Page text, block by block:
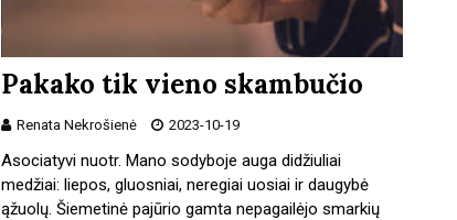
Pakako tik vieno skambučio
Renata Nekrošienė 2023-10-19
Asociatyvi nuotr. Mano sodyboje auga didžiuliai
medžiai: liepos, gluosniai, neregiai uosiai ir daugybė
ąžuolų. Šiemetinė pajūrio gamta nepagailėjo smarkių